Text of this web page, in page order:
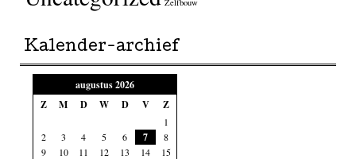
Zelfbouw
Kalender-archief
augustus 2026
Z
M D W D V Z
1
2
3 4 5 6 7
8
9
10 11 12 13 14
15